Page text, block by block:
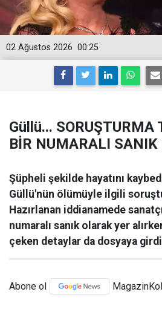
00:25
02 Ağustos 2026
Güllü...
BİR NUMARALI SANIK
Şüpheli şekilde hayatını
Güllü'nün ölümüyle ilgili
Hazırlanan iddianamede
numaralı sanık olarak yer
çeken detaylar da dosyaya
Abone ol